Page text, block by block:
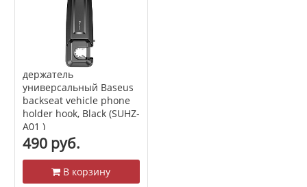
держатель
универсальный Baseus
backseat vehicle phone
holder hook, Black (SUHZ-
A01 )
490 руб.
В корзину